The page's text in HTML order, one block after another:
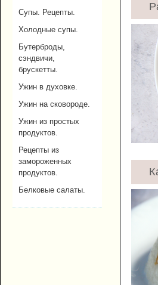
Супы. Рецепты.
Холодные супы.
Бутерброды,
сэндвичи,
брускетты.
Ужин в духовке.
Ужин на сковороде.
Ужин из простых
продуктов.
Рецепты из
замороженных
продуктов.
Белковые салаты.